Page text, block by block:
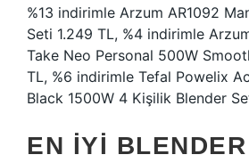
%13 indirimle Arzum AR1092
Seti 1.249 TL, %4 indirimle
Take Neo Personal 500W
TL, %6 indirimle Tefal Powelix
Black 1500W 4 Kişilik Blender
EN IYI